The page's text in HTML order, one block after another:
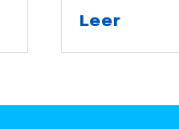
Leer